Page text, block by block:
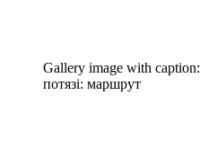
Gallery image with caption:
потязі: маршрут